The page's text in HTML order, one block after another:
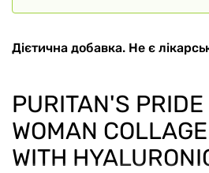
Дієтична добавка. Не є
PURITAN'S PRIDE
WOMAN
WITH